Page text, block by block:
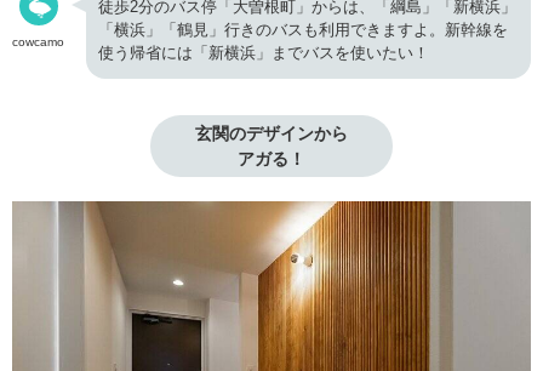
cowcamo
徒歩2分のバス停「大曽根町」からは、「綱島」「新横浜」
「横浜」「鶴見」行きのバスも利用できますよ。新幹線を
使う帰省には「新横浜」までバスを使いたい！
玄関のデザインから
アガる！